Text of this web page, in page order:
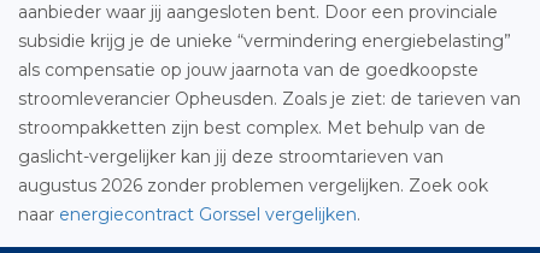
aanbieder waar jij aangesloten bent. Door een provinciale
subsidie krijg je de unieke “vermindering energiebelasting”
als compensatie op jouw jaarnota van de goedkoopste
stroomleverancier Opheusden. Zoals je ziet: de tarieven van
stroompakketten zijn best complex. Met behulp van de
gaslicht-vergelijker kan jij deze stroomtarieven van
augustus 2026 zonder problemen vergelijken. Zoek ook
naar energiecontract Gorssel vergelijken.